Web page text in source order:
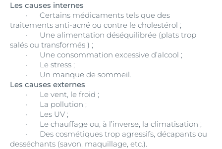
Les causes internes
· Certains médicaments tels que des
traitements anti-acné ou contre le cholestérol ;
· Une alimentation déséquilibrée (plats trop
salés ou transformés ) ;
· Une consommation excessive d’alcool ;
· Le stress ;
· Un manque de sommeil.
Les causes externes
· Le vent, le froid ;
· La pollution ;
· Les UV ;
· Le chauffage ou, à l’inverse, la climatisation ;
· Des cosmétiques trop agressifs, décapants ou
desséchants (savon, maquillage, etc.).